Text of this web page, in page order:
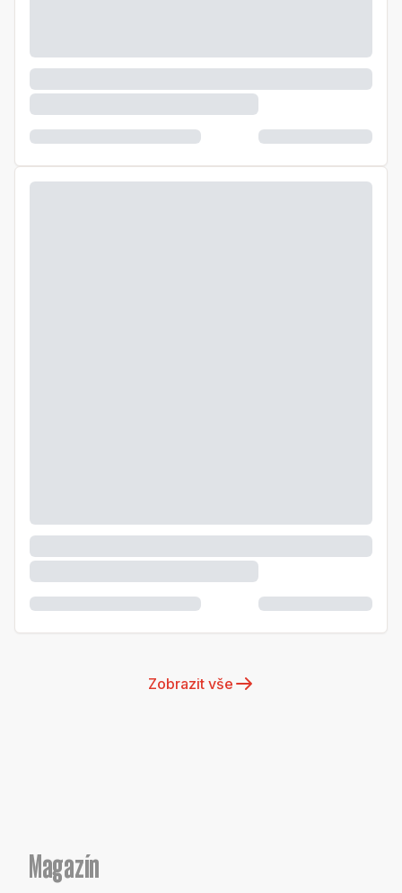
Zobrazit vše
Magazín